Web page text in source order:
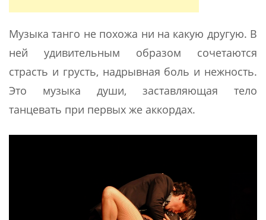
Музыка танго не похожа ни на какую другую. В
ней удивительным образом сочетаются
страсть и грусть, надрывная боль и нежность.
Это музыка души, заставляющая тело
танцевать при первых же аккордах.